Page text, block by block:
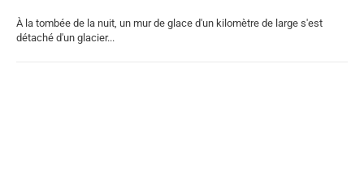
À la tombée de la nuit, un mur de glace d'un kilomètre de large s'est
détaché d'un glacier...